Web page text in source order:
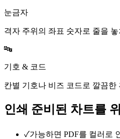
눈금자
격자 주위의 좌표 숫자로 줄을
🔤
기호 & 코드
칸별 기호나 비즈 코드로 깔끔한
인쇄 준비된 차트를
✓가능하면 PDF를 컬러로